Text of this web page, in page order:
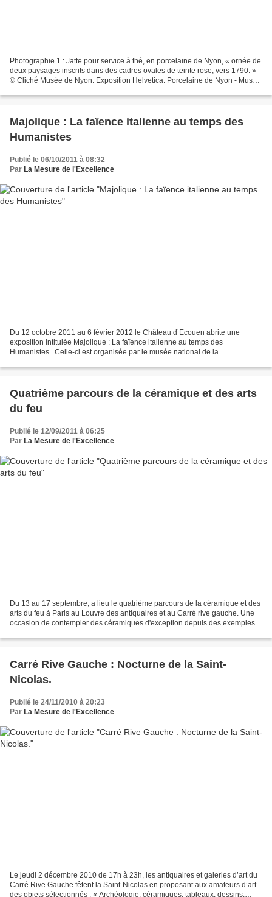
Photographie 1 : Jatte pour service à thé, en porcelaine de Nyon, « ornée de
deux paysages inscrits dans des cadres ovales de teinte rose, vers 1790. »
© Cliché́ Musée de Nyon. Exposition Helvetica. Porcelaine de Nyon - Musée
Majolique : La faïence italienne au temps des
Humanistes
Publié le 06/10/2011 à 08:32
Par La Mesure de l'Excellence
Du 12 octobre 2011 au 6 février 2012 le Château d’Ecouen abrite une
exposition intitulée Majolique : La faïence italienne au temps des
Humanistes . Celle-ci est organisée par le musée national de la
Quatrième parcours de la céramique et des arts
du feu
Publié le 12/09/2011 à 06:25
Par La Mesure de l'Excellence
Du 13 au 17 septembre, a lieu le quatrième parcours de la céramique et des
arts du feu à Paris au Louvre des antiquaires et au Carré rive gauche. Une
occasion de contempler des céramiques d'exception depuis des exemples
Carré Rive Gauche : Nocturne de la Saint-
Nicolas.
Publié le 24/11/2010 à 20:23
Par La Mesure de l'Excellence
Le jeudi 2 décembre 2010 de 17h à 23h, les antiquaires et galeries d’art du
Carré Rive Gauche fêtent la Saint-Nicolas en proposant aux amateurs d’art
des objets sélectionnés : « Archéologie, céramiques, tableaux, dessins,